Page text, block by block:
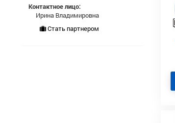
Контактное лицо:
Ирина Владимировна
Стать партнером